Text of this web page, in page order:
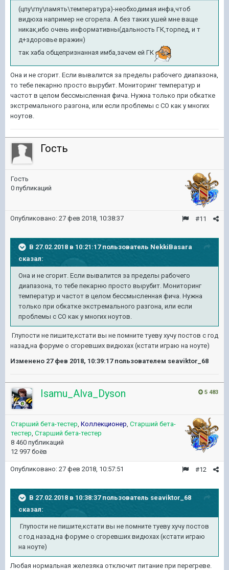
(цпу\гпу\память\температура)-необходимая инфа,чтоб
видюха например не сгорела. А без таких ушей мне ваще
никак,ибо очень информативны(дальность ГК,торпед, и т
д+здоровье вражин)
так хаба общепризнанная имба,зачем ей ГК
Она и не сгорит. Если вывалится за пределы рабочего диапазона,
то тебе пекарню просто вырубит. Мониторинг температур и
частот в целом бессмысленная фича. Нужна только при обкатке
экстремального разгона, или если проблемы с СО как у многих
ноутов.
Гость
Гость
0 публикаций
#11
Опубликовано: 27 фев 2018, 10:38:37
В 27.02.2018 в 10:21:17 пользователь NekkiBasara
сказал:
Она и не сгорит. Если вывалится за пределы рабочего
диапазона, то тебе пекарню просто вырубит. Мониторинг
температур и частот в целом бессмысленная фича. Нужна
только при обкатке экстремального разгона, или если
проблемы с СО как у многих ноутов.
Глупости не пишите,кстати вы не помните туеву хучу постов с год
назад,на форуме о сгоревших видюхах (кстати играю на ноуте)
Изменено 27 фев 2018, 10:39:17пользователем seaviktor_68
5 483
Isamu_Alva_Dyson
Старший бета-тестер, Коллекционер, Старший бета-
тестер, Старший бета-тестер
8 460 публикаций
12 997 боёв
#12
Опубликовано: 27 фев 2018, 10:57:51
В 27.02.2018 в 10:38:37 пользователь seaviktor_68
сказал:
Глупости не пишите,кстати вы не помните туеву хучу постов
с год назад,на форуме о сгоревших видюхах (кстати играю
на ноуте)
Любая нормальная железяка отключит питание при перегреве.